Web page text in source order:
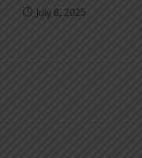
July 8, 2025